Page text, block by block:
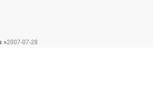
»2007-07-28